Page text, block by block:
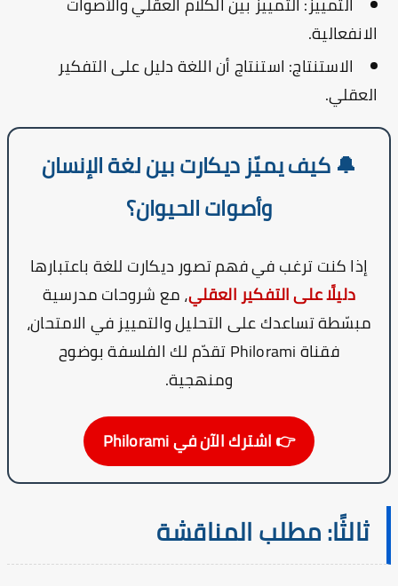
الانفعالية.
الاستنتاج:استنتاج أن اللغة دليل على التفكير
العقلي.
🔔 كيف يميّز ديكارت بين لغة الإنسان
وأصوات الحيوان؟
إذا كنت ترغب في فهم تصور ديكارت للغة باعتبارها
دليلًا على التفكير العقلي، مع شروحات مدرسية
مبسّطة تساعدك على التحليل والتمييز في الامتحان،
فقناةPhiloramiتقدّم لك الفلسفة بوضوح
ومنهجية.
👉 اشترك الآن في Philorami
ثالثًا: مطلب المناقشة